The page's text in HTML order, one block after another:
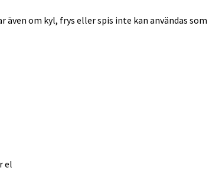
även om kyl, frys eller spis inte kan användas
el